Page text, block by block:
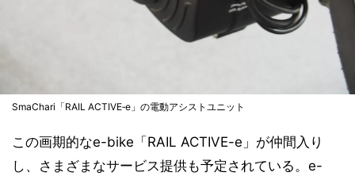
SmaChari「RAIL ACTIVE‐e」の電動アシストユニット
この画期的なe-bike「RAIL ACTIVE-e」が仲間入り
し、さまざまなサービス提供も予定されている。e-